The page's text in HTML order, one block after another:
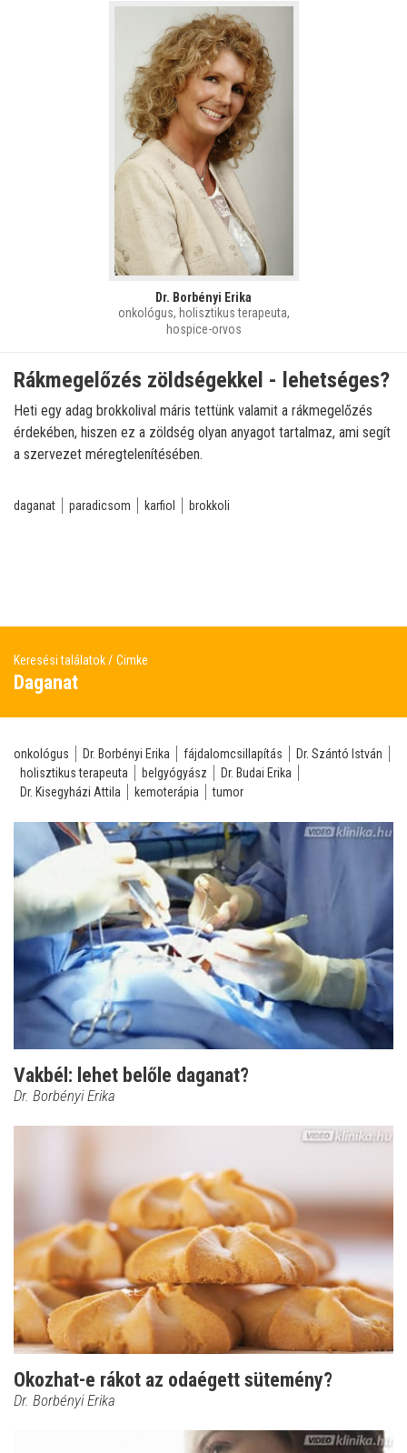
Dr. Borbényi Erika
onkológus, holisztikus terapeuta,
hospice-orvos
Rákmegelőzés zöldségekkel - lehetséges?
Heti egy adag brokkolival máris tettünk valamit a rákmegelőzés
érdekében, hiszen ez a zöldség olyan anyagot tartalmaz, ami segít
a szervezet méregtelenítésében.
daganat paradicsom karfiol brokkoli
Keresési találatok Cimke
Daganat
onkológus Dr. Borbényi Erika fájdalomcsillapítás
Dr. Szántó István
holisztikus terapeuta
belgyógyász
Dr. Budai Erika
Dr. Kisegyházi Attila
kemoterápia tumor
Vakbél: lehet belőle daganat?
Dr. Borbényi Erika
Okozhat-e rákot az odaégett sütemény?
Dr. Borbényi Erika